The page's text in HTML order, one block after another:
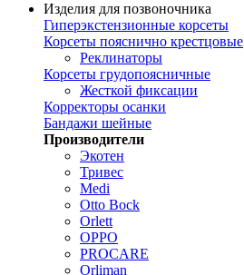
Изделия для позвоночника
Гиперэкстензионные корсеты
Корсеты пояснично крестцовые
Реклинаторы
Корсеты грудопоясничные
Жесткой фиксации
Корректоры осанки
Бандажи шейные
Производители
Экотен
Тривес
Medi
Otto Bock
Orlett
OPPO
PROCARE
Orliman